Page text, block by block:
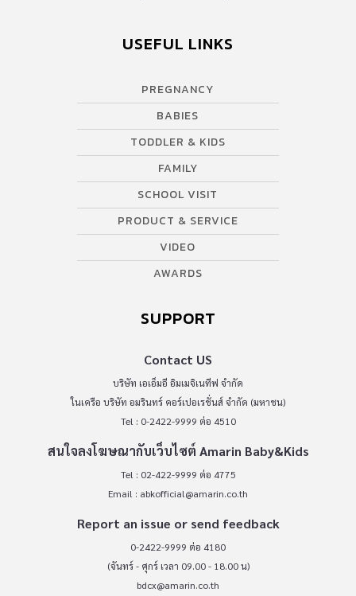
USEFUL LINKS
PREGNANCY
BABIES
TODDLER & KIDS
FAMILY
SCHOOL VISIT
PRODUCT & SERVICE
VIDEO
AWARDS
SUPPORT
Contact US
บริษัท เอเอ็มอี อิมเมจิเนทีฟ จำกัด
ในเครือ บริษัท อมรินทร์ คอร์เปอเรชั่นส์ จำกัด (มหาชน)
Tel : 0-2422-9999 ต่อ 4510
สนใจลงโฆษณากับเว็บไซต์ Amarin Baby&Kids
Tel : 02-422-9999 ต่อ 4775
Email : abkofficial@amarin.co.th
Report an issue or send feedback
0-2422-9999 ต่อ 4180
(จันทร์ - ศุกร์ เวลา 09.00 - 18.00 น)
bdcx@amarin.co.th